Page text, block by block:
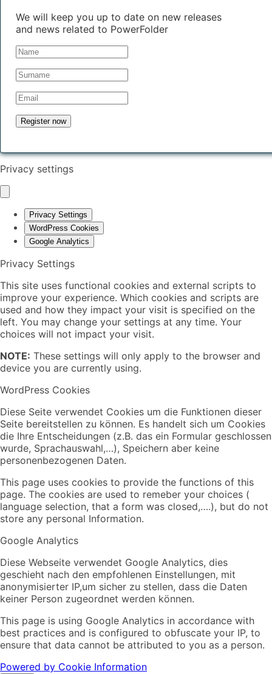
We will keep you up to date on new releases
and news related to PowerFolder
Privacy settings
Privacy Settings
WordPress Cookies
Google Analytics
Privacy Settings
This site uses functional cookies and external scripts to
improve your experience. Which cookies and scripts are
used and how they impact your visit is specified on the
left. You may change your settings at any time. Your
choices will not impact your visit.
NOTE: These settings will only apply to the browser and
device you are currently using.
WordPress Cookies
Diese Seite verwendet Cookies um die Funktionen dieser
Seite bereitstellen zu können. Es handelt sich um Cookies
die Ihre Entscheidungen (z.B. das ein Formular geschlossen
wurde, Sprachauswahl,…), Speichern aber keine
personenbezogenen Daten.
This page uses cookies to provide the functions of this
page. The cookies are used to remeber your choices (
language selection, that a form was closed,….), but do not
store any personal Information.
Google Analytics
Diese Webseite verwendet Google Analytics, dies
geschieht nach den empfohlenen Einstellungen, mit
anonymisierter IP,um sicher zu stellen, dass die Daten
keiner Person zugeordnet werden können.
This page is using Google Analytics in accordance with
best practices and is configured to obfuscate your IP, to
ensure that data cannot be attributed to you as a person.
Powered by Cookie Information